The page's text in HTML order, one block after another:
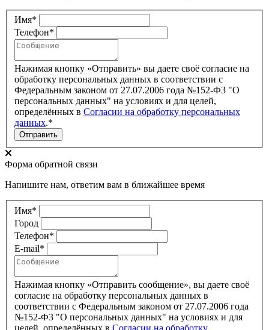
Имя*
Телефон*
Нажимая кнопку «Отправить» вы даете своё согласие на
обработку персональных данных в соответствии с
Федеральным законом от 27.07.2006 года №152-Ф3 "О
персональных данных" на условиях и для целей,
определённых в Согласии на обработку персональных
данных.*
Отправить
Форма обратной связи
Напишите нам, ответим вам в ближайшее время
Имя*
Город
Телефон*
E-mail*
Нажимая кнопку «Отправить сообщение», вы даете своё
согласие на обработку персональных данных в
соответствии с Федеральным законом от 27.07.2006 года
№152-Ф3 "О персональных данных" на условиях и для
целей , определённых в Согласии на обработку